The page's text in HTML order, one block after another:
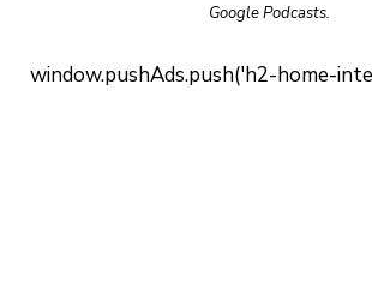
Google Podcasts.